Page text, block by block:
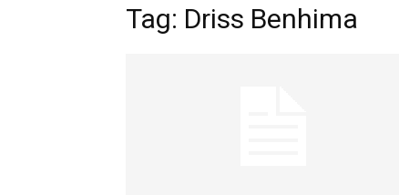
Tag: Driss Benhima